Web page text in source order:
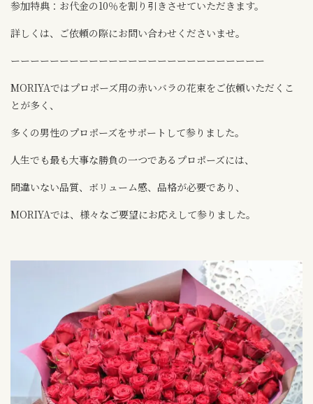
参加特典：お代金の10％を割り引きさせていただきます。
詳しくは、ご依頼の際にお問い合わせくださいませ。
ーーーーーーーーーーーーーーーーーーーーーーーーーー
MORIYAではプロポーズ用の赤いバラの花束をご依頼いただくこ
とが多く、
多くの男性のプロポーズをサポートして参りました。
人生でも最も大事な勝負の一つであるプロポーズには、
間違いない品質、ボリューム感、品格が必要であり、
MORIYAでは、様々なご要望にお応えして参りました。